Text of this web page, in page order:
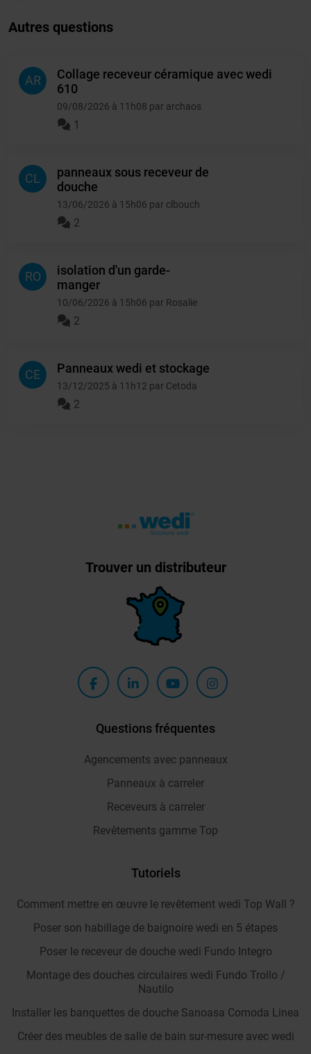
Autres questions
AR
Collage receveur céramique avec wedi
610
09/08/2026 à 11h08 par archaos
1
CL
panneaux sous receveur de
douche
13/06/2026 à 15h06 par clbouch
2
RO
isolation d'un garde-
manger
10/06/2026 à 15h06 par Rosalie
2
CE Panneaux wedi et stockage
13/12/2025 à 11h12 par Cetoda
2
Trouver un distributeur
Questions fréquentes
Agencements avec panneaux
Panneaux à carreler
Receveurs à carreler
Revêtements gamme Top
Tutoriels
Comment mettre en œuvre le revêtement wedi Top Wall ?
Poser son habillage de baignoire wedi en 5 étapes
Poser le receveur de douche wedi Fundo Integro
Montage des douches circulaires wedi Fundo Trollo /
Nautilo
Installer les banquettes de douche Sanoasa Comoda Linea
Créer des meubles de salle de bain sur-mesure avec wedi